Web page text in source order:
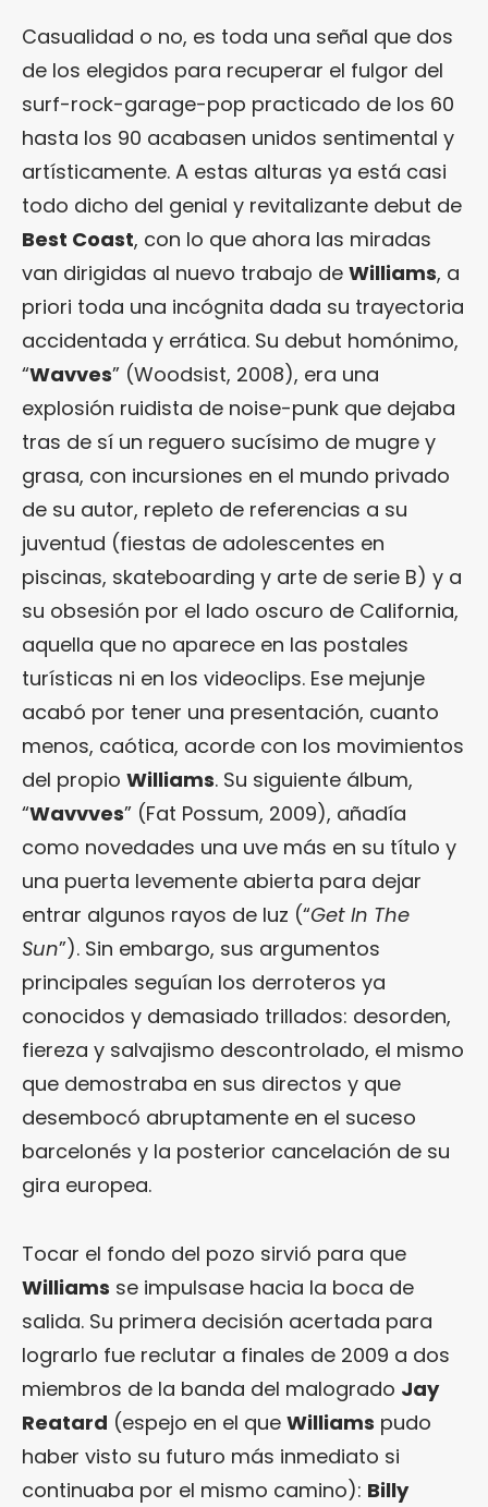
Casualidad o no, es toda una señal que dos
de los elegidos para recuperar el fulgor del
surf-rock-garage-pop practicado de los 60
hasta los 90 acabasen unidos sentimental y
artísticamente. A estas alturas ya está casi
todo dicho del genial y revitalizante debut de
Best Coast, con lo que ahora las miradas
van dirigidas al nuevo trabajo de Williams, a
priori toda una incógnita dada su trayectoria
accidentada y errática. Su debut homónimo,
“Wavves” (Woodsist, 2008), era una
explosión ruidista de noise-punk que dejaba
tras de sí un reguero sucísimo de mugre y
grasa, con incursiones en el mundo privado
de su autor, repleto de referencias a su
juventud (fiestas de adolescentes en
piscinas, skateboarding y arte de serie B) y a
su obsesión por el lado oscuro de California,
aquella que no aparece en las postales
turísticas ni en los videoclips. Ese mejunje
acabó por tener una presentación, cuanto
menos, caótica, acorde con los movimientos
del propio Williams. Su siguiente álbum,
“Wavvves” (Fat Possum, 2009), añadía
como novedades una uve más en su título y
una puerta levemente abierta para dejar
entrar algunos rayos de luz (“Get In The
Sun”). Sin embargo, sus argumentos
principales seguían los derroteros ya
conocidos y demasiado trillados: desorden,
fiereza y salvajismo descontrolado, el mismo
que demostraba en sus directos y que
desembocó abruptamente en el suceso
barcelonés y la posterior cancelación de su
gira europea.
Tocar el fondo del pozo sirvió para que
Williams se impulsase hacia la boca de
salida. Su primera decisión acertada para
lograrlo fue reclutar a finales de 2009 a dos
miembros de la banda del malogrado Jay
Reatard (espejo en el que Williams pudo
haber visto su futuro más inmediato si
continuaba por el mismo camino): Billy